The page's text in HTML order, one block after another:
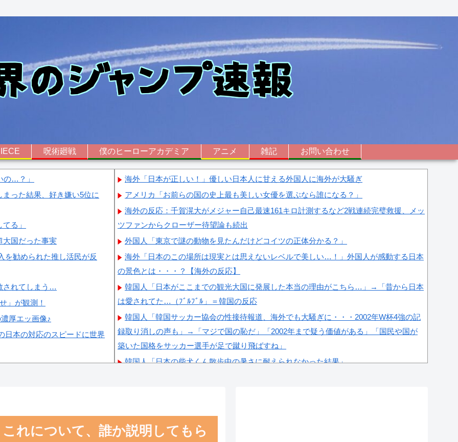
呪術廻戦 僕のヒーローアカデミア アニメ 雑記 お問い合わせ
の…？」
った結果、好き嫌い5位に
る」
大国だった事実
を勧められた推し活民が反
されてしまう…
」が観測！
厚エッ画像♪
日本の対応のスピードに世界
海外「日本が正しい！」優しい日本人に甘える外国人に海外が大騒ぎ
アメリカ「お前らの国の史上最も美しい女優を選ぶなら誰になる？」
海外の反応：千賀滉大がメジャー自己最速161キロ計測するなど2戦連続完璧救援、メッ
ツファンからクローザー待望論も続出
外国人「東京で謎の動物を見たんだけどコイツの正体分かる？」
海外「日本のこの場所は現実とは思えないレベルで美しい…！」外国人が感動する日本
の景色とは・・・？【海外の反応】
韓国人「日本がここまでの観光大国に発展した本当の理由がこちら…」→「昔から日本
は愛されてた…（ﾌﾞﾙﾌﾞﾙ」＝韓国の反応
韓国人「韓国サッカー協会の性接待報道、海外でも大騒ぎに・・・2002年W杯4強の記
録取り消しの声も」→「マジで国の恥だ」「2002年まで疑う価値がある」「国民や国が
築いた国格をサッカー選手が足で蹴り飛ばすね」
韓国人「日本の柴犬くん散歩中の暑さに耐えられなかった結果」
ルドカップ4強にも疑いの視線が向けられる」
れについて、誰か説明してもら